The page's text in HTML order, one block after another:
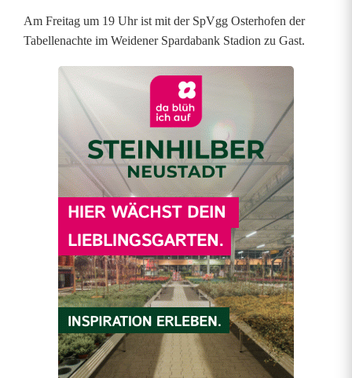
e
n
Am Freitag um 19 Uhr ist mit der SpVgg Osterhofen der
Tabellenachte im Weidener Spardabank Stadion zu Gast.